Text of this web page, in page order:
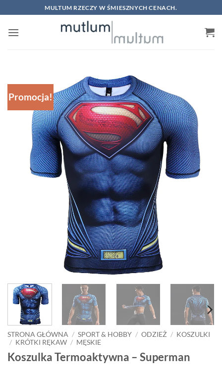
to
content
MULTUM RZECZY W ŚMIESZNYCH CENACH.
Promocja!
STRONA GŁÓWNA / SPORT & HOBBY / ODZIEŻ / KOSZULKI
/ KRÓTKI RĘKAW / MĘSKIE
Koszulka Termoaktywna – Superman